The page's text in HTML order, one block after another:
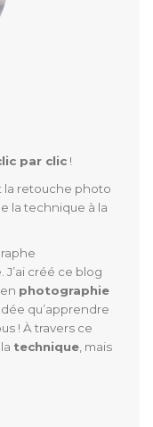
par clic !
la retouche photo
la technique à la
créé ce blog
photographie
qu’apprendre
! À travers ce
technique, mais